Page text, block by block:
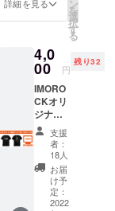
ン。
『スタッフ
の夢をカタ
チに！×地域
活性化プロ
ジェクト』
の一貫とし
て【 お祭り
【不
い。 ・
公序良
さない
お名前
でお願
い致し
ます。
可能な
お名前
（又は
ニック
ネー
ム）を
10文字
以内で
備考欄
へご記
入くだ
さい。
・掲載
な青ゆ
ずと青
らしを
原料と
してい
ます。
とうが
らしの
余分な
水分を
取り除
き、香
りの
もっと
も多い
詳細を見る ン
を
選
択
す
る
4,0
00 円
残り32
IMORO
CKオリ
ジナル
ロゴ入
りTシャ
ツ【表
裏プリ
ント＆
黒】で
す！
支援
者：
18人
お届
け予
定：
2022